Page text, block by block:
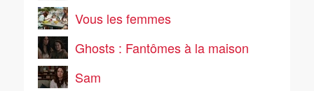
Vous les femmes
Ghosts : Fantômes à la maison
Sam